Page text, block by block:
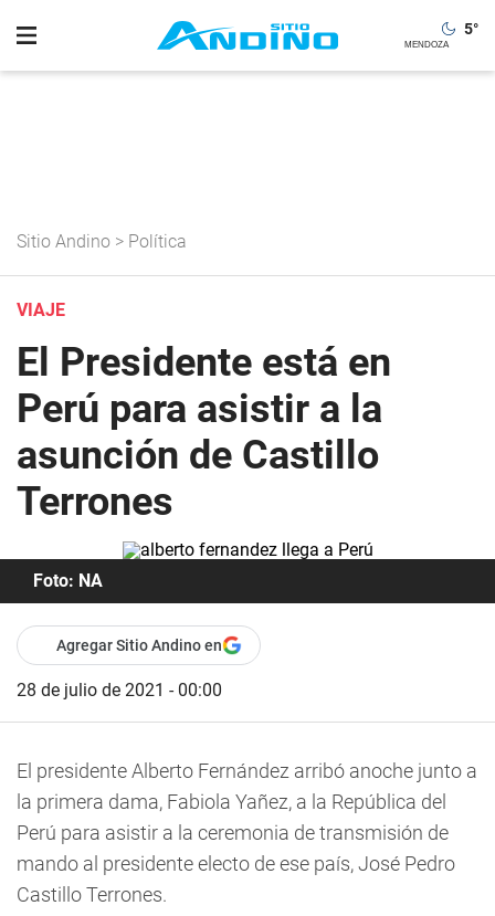
5°
Sitio Andino > Política
VIAJE
El Presidente está en
Perú para asistir a la
asunción de Castillo
Terrones
Foto: NA
Agregar Sitio Andino en
28 de julio de 2021 - 00:00
El presidente Alberto Fernández arribó anoche junto a
la primera dama, Fabiola Yañez, a la República del
Perú para asistir a la ceremonia de transmisión de
mando al presidente electo de ese país, José Pedro
Castillo Terrones.